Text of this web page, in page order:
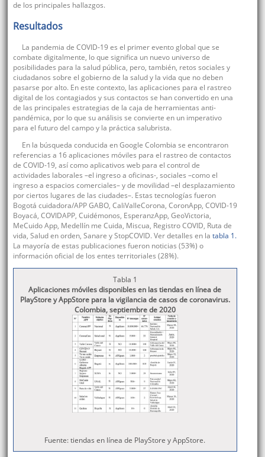
de los principales hallazgos.
Resultados
La pandemia de COVID-19 es el primer evento global que se
combate digitalmente, lo que significa un nuevo universo de
posibilidades para la salud pública, pero, también, retos sociales y
ciudadanos sobre el gobierno de la salud y la vida que no deben
pasarse por alto. En este contexto, las aplicaciones para el rastreo
digital de los contagiados y sus contactos se han convertido en una
de las principales estrategias de la caja de herramientas anti-
pandémica, por lo que su análisis se convierte en un imperativo
para el futuro del campo y la práctica salubrista.
En la búsqueda conducida en Google Colombia se encontraron
referencias a 16 aplicaciones móviles para el rastreo de contactos
de COVID-19, así como aplicativos web para el control de
actividades laborales –el ingreso a oficinas-, sociales –como el
ingreso a espacios comerciales– y de movilidad –el desplazamiento
por ciertos lugares de las ciudades–. Estas tecnologías fueron
Bogotá cuidadora/APP GABO, CaliValleCorona, CoronApp, COVID-19
Boyacá, COVIDAPP, Cuidémonos, EsperanzApp, GeoVictoria,
MeCuido App, Medellín me Cuida, Miscua, Registro COVID, Ruta de
vida, Salud en orden, Sanare y StopCOVID. Ver detalles en la tabla 1.
La mayoría de estas publicaciones fueron noticias (53%) o
información oficial de los entes territoriales (28%).
Tabla 1
Aplicaciones móviles disponibles en las tiendas en línea de
PlayStore y AppStore para la vigilancia de casos de coronavirus.
Colombia, septiembre de 2020
Fuente: tiendas en línea de PlayStore y AppStore.